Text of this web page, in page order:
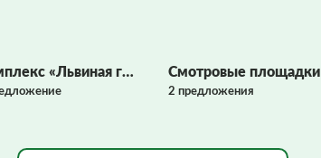
Комплекс «Львиная голова» Смотровые площадки
2 предложения